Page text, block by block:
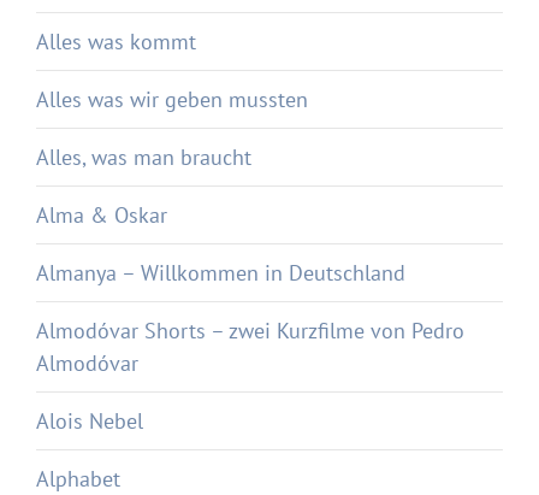
Alles was kommt
Alles was wir geben mussten
Alles, was man braucht
Alma & Oskar
Almanya – Willkommen in Deutschland
Almodóvar Shorts – zwei Kurzfilme von Pedro
Almodóvar
Alois Nebel
Alphabet